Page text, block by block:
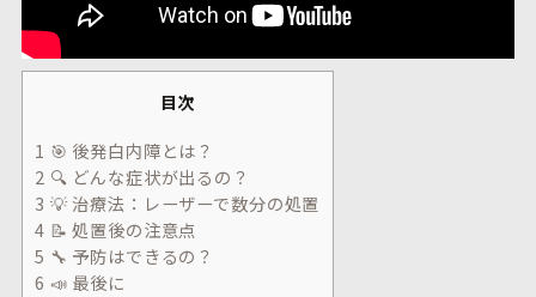
目次
1 🎯 後発白内障とは？
2 🔍 どんな症状が出るの？
3 💡 治療法：レーザーで数分の処置
4 📝 処置後の注意点
5 🔧 予防はできるの？
6 📣 最後に